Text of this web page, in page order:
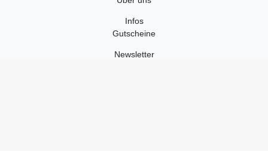
Infos
Gutscheine
Newsletter